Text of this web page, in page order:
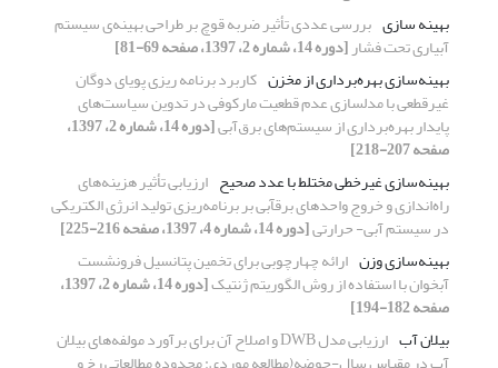
بهینه سازی بررسی عددی تأثیر ضربه قوچ بر طراحی بهینه‌ی سیستم
آبیاری تحت فشار[دوره 14، شماره 2، 1397، صفحه 69-81]
بهینه‌سازی بهره‌برداری از مخزن کاربرد برنامه‏ ریزی پویای دوگان
غیرقطعی با مدلسازی عدم قطعیت مارکوفی در تدوین سیاست‌های
پایدار بهره‌برداری از سیستم‌‌های برق‌آبی [دوره 14، شماره 2، 1397،
صفحه 207-218]
بهینه‌سازی غیرخطی مختلط با عدد صحیح ارزیابی تأثیر هزینه‌های
راه‌اندازی و خروج واحدهای برقآبی بر برنامه‌ریزی تولید انرژی الکتریکی
در سیستم آبی- حرارتی[دوره 14، شماره 4، 1397، صفحه 216-225]
بهینه‌سازی وزن ارائه چهارچوبی برای تخمین پتانسیل فرونشست
آبخوان با استفاده از روش الگوریتم ژنتیک [دوره 14، شماره 2، 1397،
صفحه 182-194]
بیلان آب
ارزیابی مدل DWB و اصلاح آن برای برآورد مولفه‌های بیلان